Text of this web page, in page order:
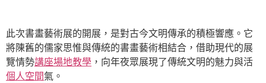
此次書畫藝術展的開展，是對古今文明傳承的積極響應。它
將陳舊的儒家思惟與傳統的書畫藝術相結合，借助現代的展
覽情勢講座場地教學 ，向年夜眾展現了傳統文明的魅力與活
個人空間氣。